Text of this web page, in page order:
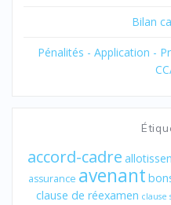
Bilan
Pénalités - Application -
accord-cadre
assurance avenant
clause de réexamen clause